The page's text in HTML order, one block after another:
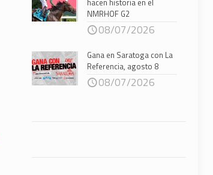
NMRHOF G2
08/07/2026
Gana en Saratoga con La
Referencia, agosto 8
08/07/2026